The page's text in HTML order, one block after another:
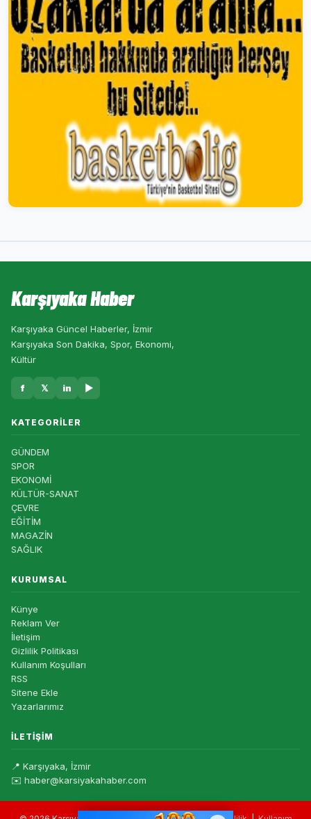
Karşıyaka Haber
Karşıyaka Güncel Haberler, İzmir
Karşıyaka Son Dakika, Spor, Ekonomi,
Kültür
f 𝕏 in ▶
KATEGORILER
GÜNDEM
SPOR
EKONOMİ
KÜLTÜR-SANAT
ÇEVRE
EĞİTİM
MAGAZİN
SAĞLIK
KURUMSAL
Künye
Reklam Ver
İletişim
Gizlilik Politikası
Kullanım Koşulları
RSS
Sitene Ekle
Yazarlarımız
İLETIŞIM
📍 Karşıyaka, İzmir
✉️ haber@karsiyakahaber.com